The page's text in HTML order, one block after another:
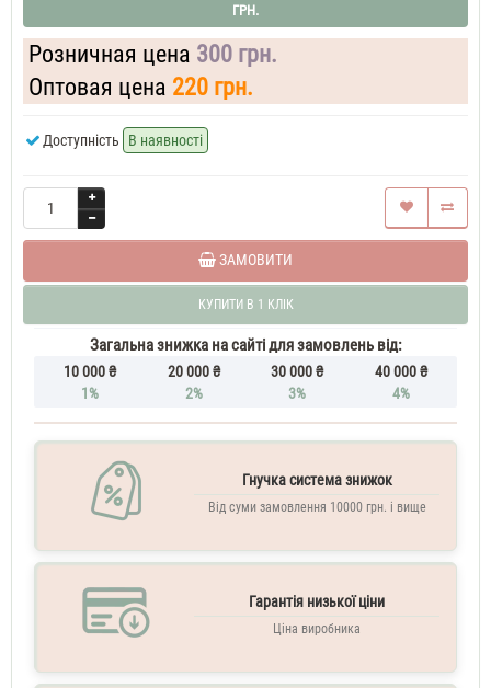
50
Paco
Rabanne
Парфум
чоловічий
Paco
Rabanne
Million
ML
Paco
Rabanne
тестер
ГРН.
Розничная цена 300 грн.
Оптовая цена 220 грн.
Доступність В наявності
ЗАМОВИТИ
КУПИТИ В 1 КЛІК
Загальна знижка на сайті для замовлень від:
10 000 ₴
1%
20 000 ₴
2%
30 000 ₴
3%
40 000 ₴
4%
Гнучка система знижок
Від суми замовлення 10000 грн. і вище
Гарантія низької ціни
Ціна виробника